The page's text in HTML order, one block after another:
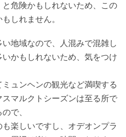
危険かもしれないため、この
しれません。
地域なので、人混みで混雑し
かもしれないため、気をつけ
ュンヘンの観光など満喫する
マルクトシーズンは至る所で
で、
楽しいですし、オデオンプラ